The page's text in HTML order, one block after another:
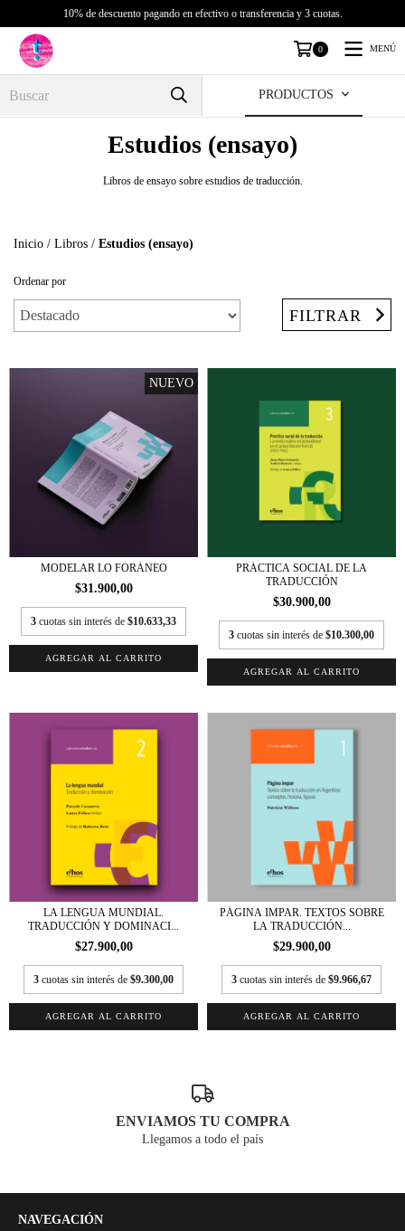
10% de descuento pagando en efectivo o transferencia y 3 cuotas.
0 MENÚ
PRODUCTOS
Estudios (ensayo)
Libros de ensayo sobre estudios de traducción.
Inicio / Libros / Estudios (ensayo)
Ordenar por
FILTRAR
NUEVO
MODELAR LO FORÁNEO
$31.900,00
3 cuotas sin interés de $10.633,33
PRÁCTICA SOCIAL DE LA
TRADUCCIÓN
$30.900,00
3 cuotas sin interés de $10.300,00
LA LENGUA MUNDIAL.
TRADUCCIÓN Y DOMINACI...
$27.900,00
3 cuotas sin interés de $9.300,00
PÁGINA IMPAR. TEXTOS SOBRE
LA TRADUCCIÓN...
$29.900,00
3 cuotas sin interés de $9.966,67
ENVIAMOS TU COMPRA
Llegamos a todo el país
NAVEGACIÓN